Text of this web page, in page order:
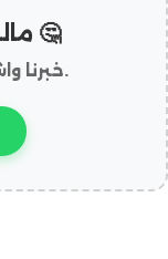
مالقيتش واش تحوس؟ 🤔
خبرنا واش خاصك، وحنا نوفروهولك.